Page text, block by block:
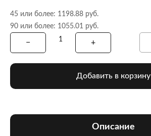
45 или более: 1198.88 руб.
90 или более: 1055.01 руб.
Добавить в корзину
Описание